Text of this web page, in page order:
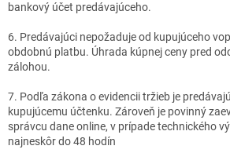
bankový účet predávajúceho.
6. Predávajúci nepožaduje od kupujúceho
obdobnú platbu. Úhrada kúpnej ceny pred
zálohou.
7. Podľa zákona o evidencii tržieb je
kupujúcemu účtenku. Zároveň je povinný
správcu dane online, v prípade technického
najneskôr do 48 hodín